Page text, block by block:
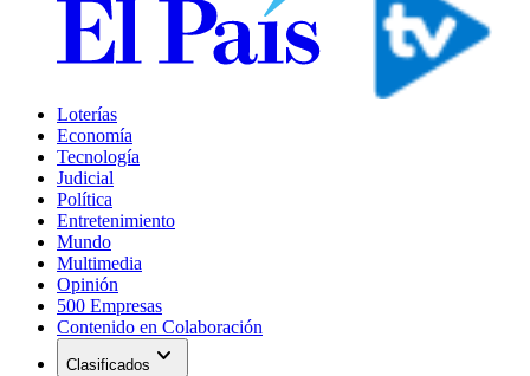
Loterías
Economía
Tecnología
Judicial
Política
Entretenimiento
Mundo
Multimedia
Opinión
500 Empresas
Contenido en Colaboración
Clasificados expand_more